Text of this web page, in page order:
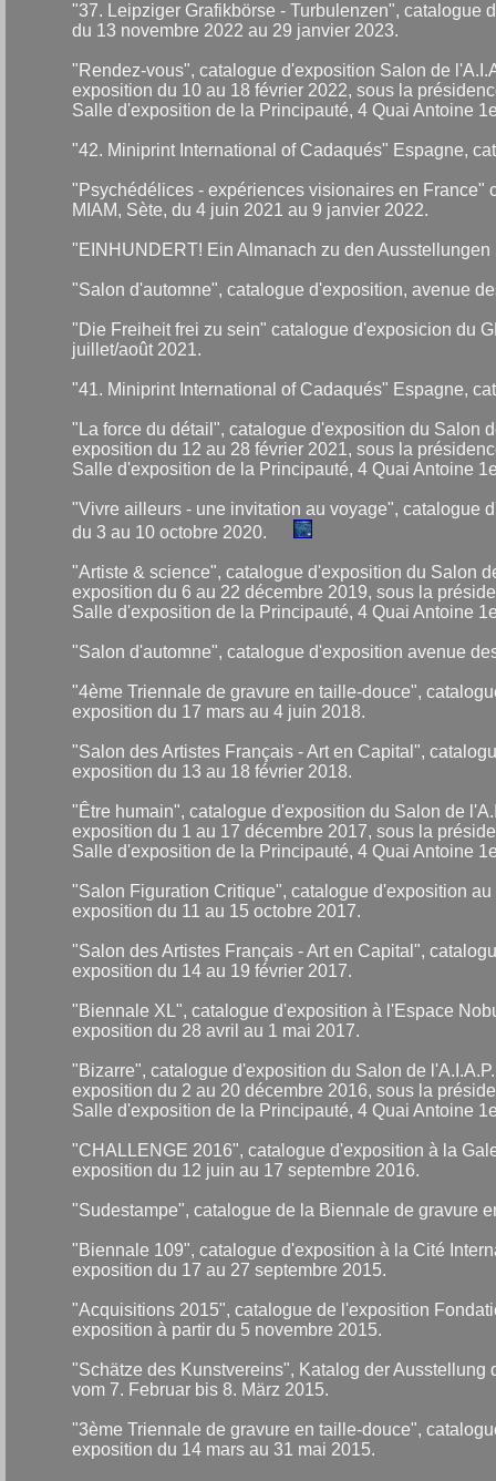
"37. Leipziger Grafikbörse - Turbulenzen", catalogue
du 13 novembre 2022 au 29 janvier 2023.
"Rendez-vous", catalogue d'exposition Salon de
exposition du 10 au 18 février 2022, sous la
Salle d'exposition de la Principauté, 4 Quai Antoine
"42. Miniprint International of Cadaqués" Espagne,
"Psychédélices - expériences visionaires en France"
MIAM, Sète, du 4 juin 2021 au 9 janvier 2022.
"EINHUNDERT! Ein Almanach zu den
"Salon d'automne", catalogue d'exposition, avenue
"Die Freiheit frei zu sein" catalogue d'exposicion du
juillet/août 2021.
"41. Miniprint International of Cadaqués" Espagne,
"La force du détail", catalogue d'exposition du Salon
exposition du 12 au 28 février 2021, sous la
Salle d'exposition de la Principauté, 4 Quai Antoine
"Vivre ailleurs - une invitation au voyage", catalogue
du 3 au 10 octobre 2020.
"Artiste & science", catalogue d'exposition du Salon
exposition du 6 au 22 décembre 2019, sous la
Salle d'exposition de la Principauté, 4 Quai Antoine
"Salon d'automne", catalogue d'exposition avenue
"4ème Triennale de gravure en taille-douce",
exposition du 17 mars au 4 juin 2018.
"Salon des Artistes Français - Art en Capital",
exposition du 13 au 18 février 2018.
"Être humain", catalogue d'exposition du Salon de
exposition du 1 au 17 décembre 2017, sous la
Salle d'exposition de la Principauté, 4 Quai Antoine
"Salon Figuration Critique", catalogue d'exposition
exposition du 11 au 15 octobre 2017.
"Salon des Artistes Français - Art en Capital",
exposition du 14 au 19 février 2017.
"Biennale XL", catalogue d'exposition à l'Espace
exposition du 28 avril au 1 mai 2017.
"Bizarre", catalogue d'exposition du Salon de
exposition du 2 au 20 décembre 2016, sous la
Salle d'exposition de la Principauté, 4 Quai Antoine
"CHALLENGE 2016", catalogue d'exposition à la
exposition du 12 juin au 17 septembre 2016.
"Sudestampe", catalogue de la Biennale de gravure
"Biennale 109", catalogue d'exposition à la Cité
exposition du 17 au 27 septembre 2015.
"Acquisitions 2015", catalogue de l'exposition
exposition à partir du 5 novembre 2015.
"Schätze des Kunstvereins", Katalog der
vom 7. Februar bis 8. März 2015.
"3ème Triennale de gravure en taille-douce",
exposition du 14 mars au 31 mai 2015.